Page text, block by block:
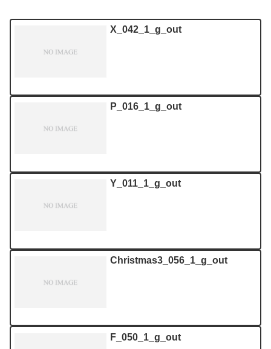
X_042_1_g_out
P_016_1_g_out
Y_011_1_g_out
Christmas3_056_1_g_out
F_050_1_g_out